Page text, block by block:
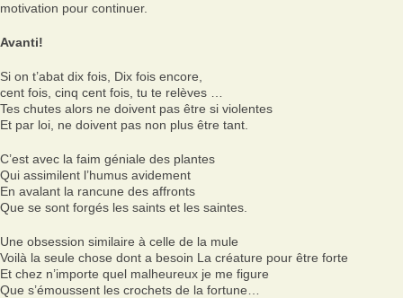
motivation pour continuer.
Avanti!
Si on t’abat dix fois, Dix fois encore,
cent fois, cinq cent fois, tu te relèves …
Tes chutes alors ne doivent pas être si violentes
Et par loi, ne doivent pas non plus être tant.
C’est avec la faim géniale des plantes
Qui assimilent l’humus avidement
En avalant la rancune des affronts
Que se sont forgés les saints et les saintes.
Une obsession similaire à celle de la mule
Voilà la seule chose dont a besoin La créature pour être forte
Et chez n’importe quel malheureux je me figure
Que s’émoussent les crochets de la fortune…